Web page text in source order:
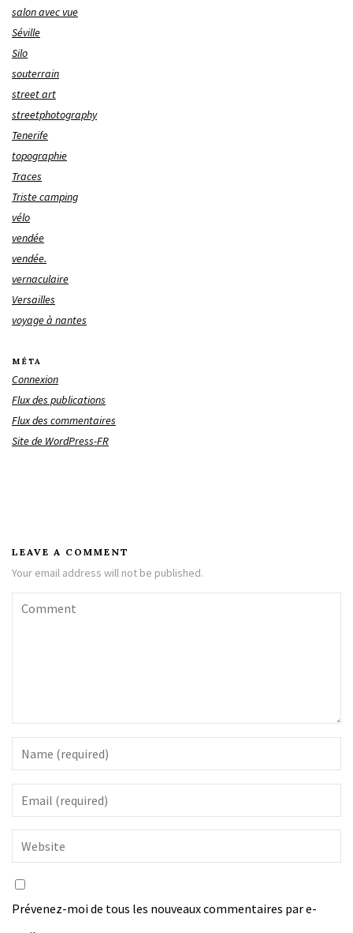
salon avec vue
Séville
Silo
souterrain
street art
streetphotography
Tenerife
topographie
Traces
Triste camping
vélo
vendée
vendée.
vernaculaire
Versailles
voyage à nantes
MÉTA
Connexion
Flux des publications
Flux des commentaires
Site de WordPress-FR
LEAVE A COMMENT
Your email address will not be published.
Prévenez-moi de tous les nouveaux commentaires par e-